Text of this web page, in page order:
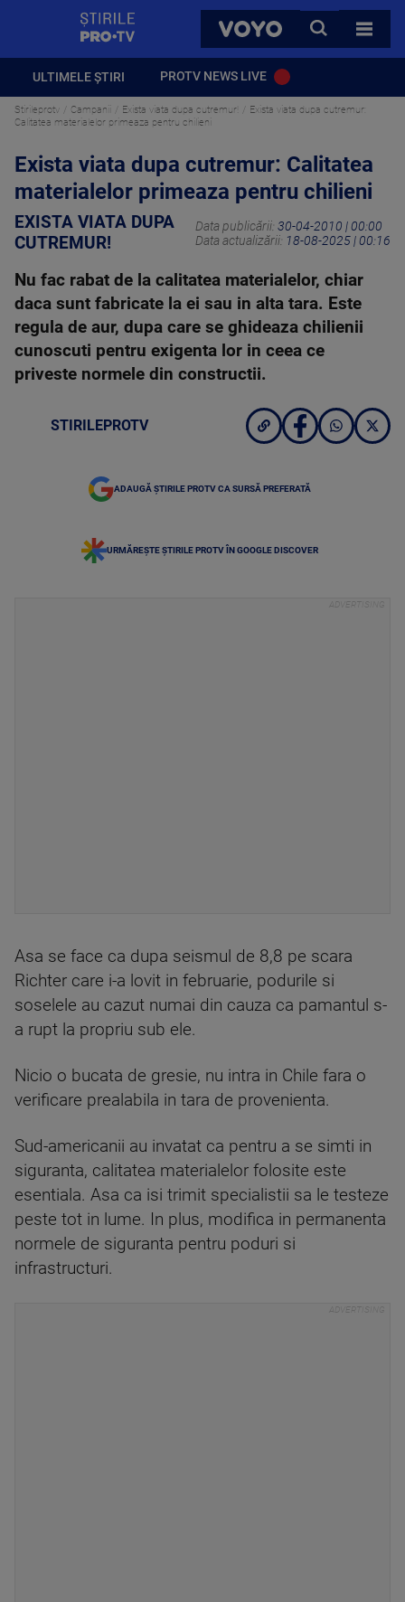
VOYO
CAUTA
TOATE
ULTIMELE ȘTIRI PROTV NEWS LIVE
Stirileprotv Campanii Exista viata dupa cutremur!
Exista viata dupa cutremur:
Calitatea materialelor primeaza pentru chilieni
Exista viata dupa cutremur: Calitatea
materialelor primeaza pentru chilieni
EXISTA VIATA DUPA
CUTREMUR!
Data publicării: 30-04-2010 | 00:00
Data actualizării: 18-08-2025 | 00:16
Nu fac rabat de la calitatea materialelor, chiar
daca sunt fabricate la ei sau in alta tara. Este
regula de aur, dupa care se ghideaza chilienii
cunoscuti pentru exigenta lor in ceea ce
priveste normele din constructii.
STIRILEPROTV
ADAUGĂ ȘTIRILE PROTV CA SURSĂ PREFERATĂ
URMĂREȘTE ȘTIRILE PROTV ÎN GOOGLE DISCOVER
Asa se face ca dupa seismul de 8,8 pe scara
Richter care i-a lovit in februarie, podurile si
soselele au cazut numai din cauza ca pamantul s-
a rupt la propriu sub ele.
Nicio o bucata de gresie, nu intra in Chile fara o
verificare prealabila in tara de provenienta.
Sud-americanii au invatat ca pentru a se simti in
siguranta, calitatea materialelor folosite este
esentiala. Asa ca isi trimit specialistii sa le testeze
peste tot in lume. In plus, modifica in permanenta
normele de siguranta pentru poduri si
infrastructuri.